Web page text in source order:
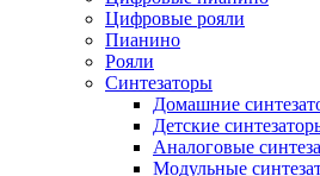
Цифровые рояли
Пианино
Рояли
Синтезаторы
Домашние
Детские
Аналоговые
Модульные